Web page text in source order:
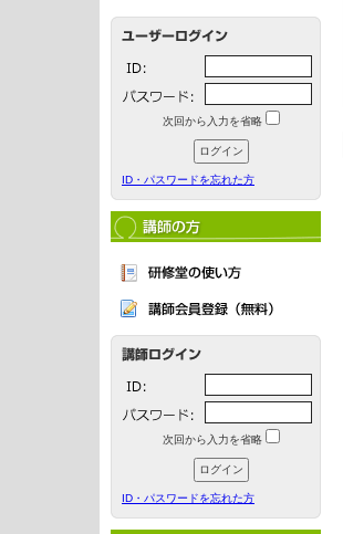
次回から入力を省略
ID・パスワードを忘れた方
次回から入力を省略
ID・パスワードを忘れた方